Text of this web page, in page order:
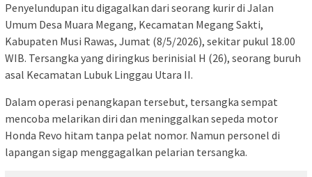
Penyelundupan itu digagalkan dari seorang kurir di Jalan
Umum Desa Muara Megang, Kecamatan Megang Sakti,
Kabupaten Musi Rawas, Jumat (8/5/2026), sekitar pukul 18.00
WIB. Tersangka yang diringkus berinisial H (26), seorang buruh
asal Kecamatan Lubuk Linggau Utara II.
Dalam operasi penangkapan tersebut, tersangka sempat
mencoba melarikan diri dan meninggalkan sepeda motor
Honda Revo hitam tanpa pelat nomor. Namun personel di
lapangan sigap menggagalkan pelarian tersangka.